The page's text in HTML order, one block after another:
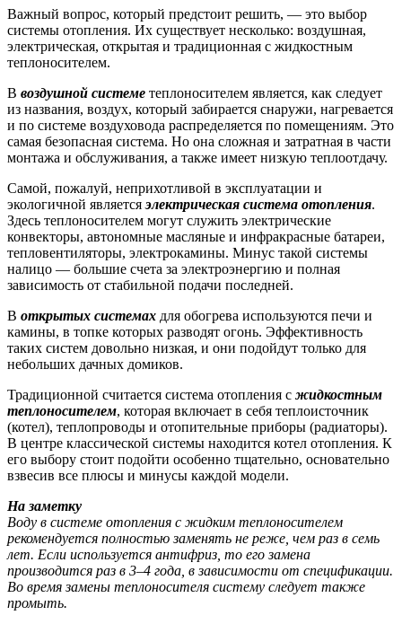
Важный вопрос, который предстоит решить, — это выбор
системы отопления. Их существует несколько: воздушная,
электрическая, открытая и традиционная с жидкостным
теплоносителем.
В воздушной системе теплоносителем является, как следует
из названия, воздух, который забирается снаружи, нагревается
и по системе воздуховода распределяется по помещениям. Это
самая безопасная система. Но она сложная и затратная в части
монтажа и обслуживания, а также имеет низкую теплоотдачу.
Самой, пожалуй, неприхотливой в эксплуатации и
экологичной являетсяэлектрическая система отопления.
Здесь теплоносителем могут служить электрические
конвекторы, автономные масляные и инфракрасные батареи,
тепловентиляторы, электрокамины. Минус такой системы
налицо — большие счета за электроэнергию и полная
зависимость от стабильной подачи последней.
В открытых системах для обогрева используются печи и
камины, в топке которых разводят огонь. Эффективность
таких систем довольно низкая, и они подойдут только для
небольших дачных домиков.
Традиционной считается система отопления с жидкостным
теплоносителем, которая включает в себя теплоисточник
(котел), теплопроводы и отопительные приборы (радиаторы).
В центре классической системы находится котел отопления. К
его выбору стоит подойти особенно тщательно, основательно
взвесив все плюсы и минусы каждой модели.
На заметку
Воду в системе отопления с жидким теплоносителем
рекомендуется полностью заменять не реже, чем раз в семь
лет. Если используется антифриз, то его замена
производится раз в 3–4 года, в зависимости от спецификации.
Во время замены теплоносителя систему следует также
промыть.